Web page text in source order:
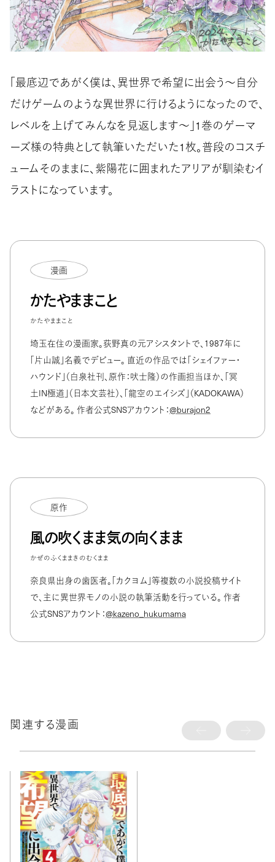
「最底辺であがく僕は、異世界で希望に出会う～自分
だけゲームのような異世界に行けるようになったので、
レベルを上げてみんなを見返します〜」1巻のゲーマ
ーズ様の特典として執筆いただいた1枚。普段のコスチ
ュームそのままに、紫陽花に囲まれたアリアが馴染むイ
ラストになっています。
漫画
かたやままこと
かたやままこと
埼玉在住の漫画家。荻野真の元アシスタントで、1987年に
「片山誠」名義でデビュー。 直近の作品では「シェイファー・
ハウンド」（白泉社刊、原作：吠士隆）の作画担当ほか、「冥
土IN極道」（日本文芸社）、「龍空のエイシズ」（KADOKAWA）
などがある。 作者公式SNSアカウント：@burajon2
原作
風の吹くまま気の向くまま
かぜのふくままきのむくまま
奈良県出身の歯医者。「カクヨム」等複数の小説投稿サイト
で、主に異世界モノの小説の執筆活動を行っている。 作者
公式SNSアカウント：@kazeno_hukumama
関連する漫画